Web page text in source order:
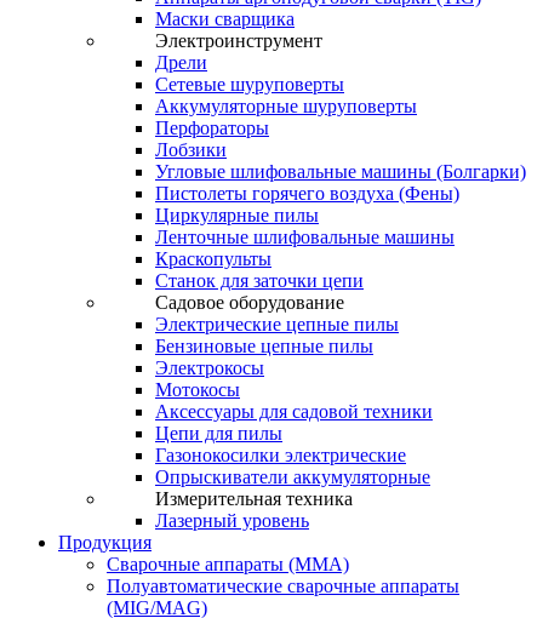
Маски сварщика
Электроинструмент
Дрели
Сетевые шуруповерты
Аккумуляторные шуруповерты
Перфораторы
Лобзики
Угловые шлифовальные машины (Болгарки)
Пистолеты горячего воздуха (Фены)
Циркулярные пилы
Ленточные шлифовальные машины
Краскопульты
Станок для заточки цепи
Садовое оборудование
Электрические цепные пилы
Бензиновые цепные пилы
Электрокосы
Мотокосы
Аксессуары для садовой техники
Цепи для пилы
Газонокосилки электрические
Опрыскиватели аккумуляторные
Измерительная техника
Лазерный уровень
Продукция
Сварочные аппараты (ММА)
Полуавтоматические сварочные аппараты
(MIG/MAG)